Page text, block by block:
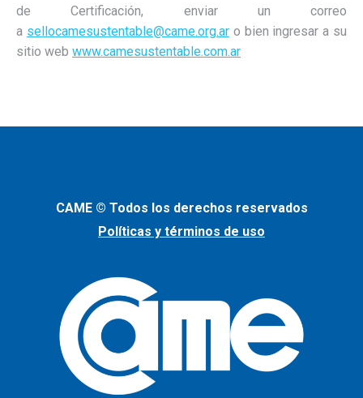
de Certificación, enviar un correo
a sellocamesustentable@came.org.aro bien ingresar a su
sitio web www.camesustentable.com.ar
CAME © Todos los derechos reservados
Políticas y términos de uso